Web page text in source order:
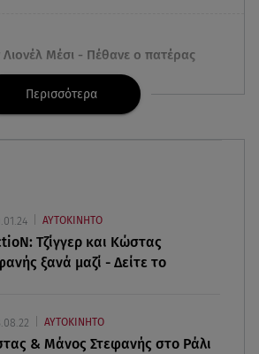
Λιονέλ Μέσι - Πέθανε ο πατέρας
68 του χρόνια
Διακοπάρει με τον Νίκο
αξία του μαύρου
γκαρνταρόμπα
Περισσότερα
ΑΥΤΟΚΙΝΗΤΟ
Τζίγγερ και Κώστας
ξανά μαζί - Δείτε το
ΑΥΤΟΚΙΝΗΤΟ
& Μάνος Στεφανής στο Ράλι